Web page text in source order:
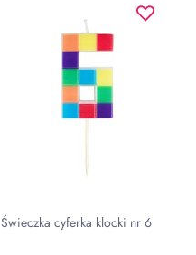
Świeczka cyferka klocki nr 6